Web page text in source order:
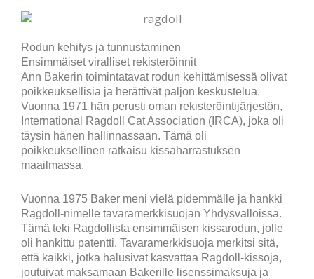
Rodun kehitys ja tunnustaminen
Ensimmäiset viralliset rekisteröinnit
Ann Bakerin toimintatavat rodun kehittämisessä olivat
poikkeuksellisia ja herättivät paljon keskustelua.
Vuonna 1971 hän perusti oman rekisteröintijärjestön,
International Ragdoll Cat Association (IRCA), joka oli
täysin hänen hallinnassaan. Tämä oli
poikkeuksellinen ratkaisu kissaharrastuksen
maailmassa.
Vuonna 1975 Baker meni vielä pidemmälle ja hankki
Ragdoll-nimelle tavaramerkkisuojan Yhdysvalloissa.
Tämä teki Ragdollista ensimmäisen kissarodun, jolle
oli hankittu patentti. Tavaramerkkisuoja merkitsi sitä,
että kaikki, jotka halusivat kasvattaa Ragdoll-kissoja,
joutuivat maksamaan Bakerille lisenssimaksuja ja